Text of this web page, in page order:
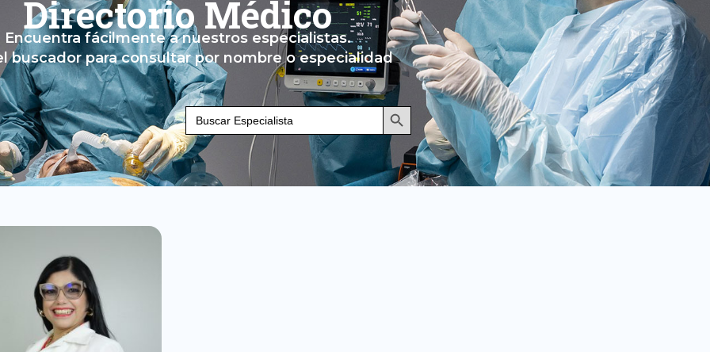
Directorio Médico
Encuentra fácilmente a nuestros especialistas.
buscador para consultar por nombre o especialidad
Buscar: Botón de búsqueda